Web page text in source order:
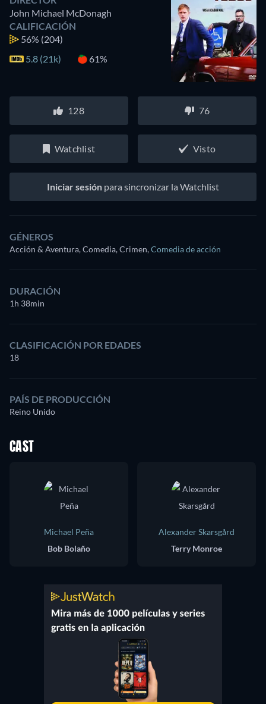
John Michael McDonagh
CALIFICACIÓN
56% (204)
5.8 (21k)
61%
128 76
Watchlist Visto
Iniciar sesión para sincronizar la Watchlist
GÉNEROS
Acción & Aventura, Comedia, Crimen,Comedia de acción
DURACIÓN
1h 38min
CLASIFICACIÓN POR EDADES
18
PAÍS DE PRODUCCIÓN
Reino Unido
CAST
Michael Peña
Bob Bolaño
Alexander Skarsgård
Terry Monroe